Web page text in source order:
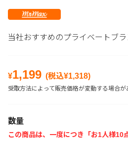
当社おすすめのプライベートブ
¥1,199 (税込¥1,318)
受取方法によって販売価格が変動する場合が
数量
この商品は、一度につき「お1人様10